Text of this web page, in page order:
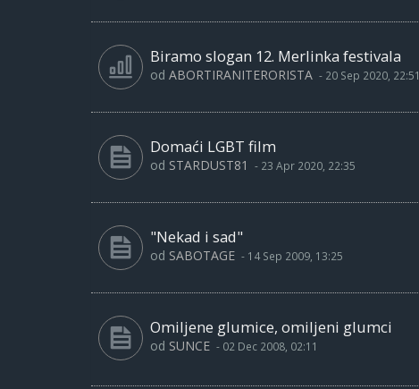
Biramo slogan 12. Merlinka festivala
od ABORTIRANITERORISTA - 20 Sep 2020, 22:51
Domaći LGBT film
od STARDUST81 - 23 Apr 2020, 22:35
"Nekad i sad"
od SABOTAGE - 14 Sep 2009, 13:25
Omiljene glumice, omiljeni glumci
od SUNCE - 02 Dec 2008, 02:11